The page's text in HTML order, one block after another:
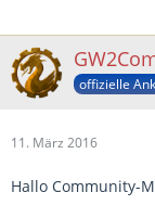
offizielle
11. März 2016
Hallo Community-